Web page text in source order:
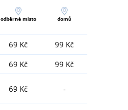
odběrné místo domů
69 Kč
99 Kč
69 Kč
99 Kč
69 Kč -